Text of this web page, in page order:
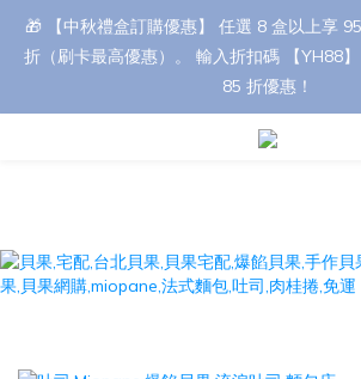
🎁 【中秋禮盒訂購優惠】 任選 8 盒以上享
折（刷卡最高優惠）。 輸入折扣碼 【YH88
85 折優惠！
🎁 【中秋禮盒訂購優惠】 任選 8 盒以上享
折（刷卡最高優惠）。 輸入折扣碼 【YH88
85 折優惠！
訂單皆為接單後新鮮製作，下單後約需 3–4
前評估並預留訂購時間哦 !
🎁 【中秋禮盒訂購優惠】 任選 8 盒以上享